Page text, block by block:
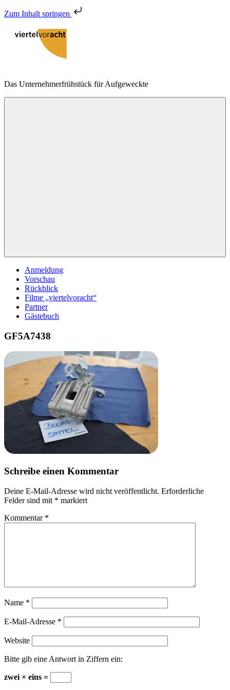
Zum Inhalt springen
Inhalt
viertelvoracht
Das Unternehmerfrühstück für Aufgeweckte
Anmeldung
Vorschau
Rückblick
Filme „viertelvoracht“
Partner
Gästebuch
GF5A7438
Schreibe einen Kommentar
Deine E-Mail-Adresse wird nicht veröffentlicht. Erforderliche
Felder sind mit * markiert
Kommentar *
Name *
E-Mail-Adresse *
Website
Bitte gib eine Antwort in Ziffern ein:
zwei × eins =